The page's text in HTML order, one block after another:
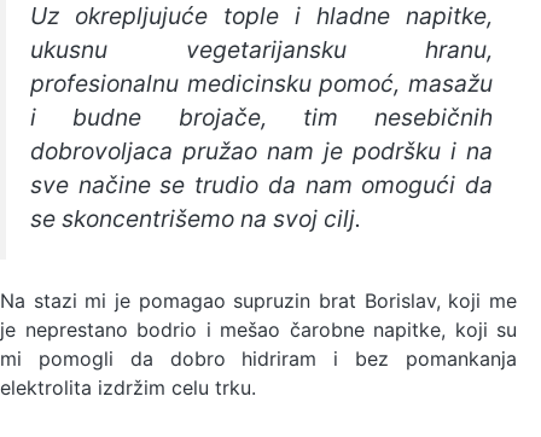
Uz okrepljujuće tople i hladne napitke,
ukusnu vegetarijansku hranu,
profesionalnu medicinsku pomoć, masažu
i budne brojače, tim nesebičnih
dobrovoljaca pružao nam je podršku i na
sve načine se trudio da nam omogući da
se skoncentrišemo na svoj cilj.
Na stazi mi je pomagao supruzin brat Borislav, koji me
je neprestano bodrio i mešao čarobne napitke, koji su
mi pomogli da dobro hidriram i bez pomankanja
elektrolita izdržim celu trku.